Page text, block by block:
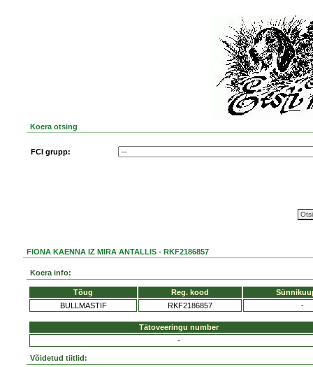
Koera otsing
FCI grupp:
FIONA KAENNA IZ MIRA ANTALLIS - RKF2186857
Koera info:
Tõug Reg. kood
BULLMASTIF
RKF2186857 -
Tätoveeringu number
-
Võidetud tiitlid: